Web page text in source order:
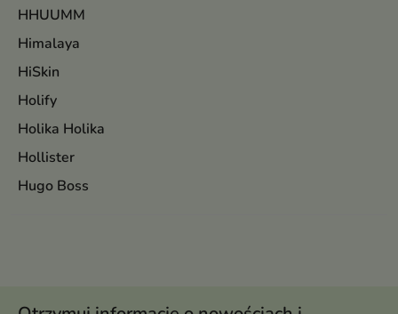
HHUUMM
Himalaya
HiSkin
Holify
Holika Holika
Hollister
Hugo Boss